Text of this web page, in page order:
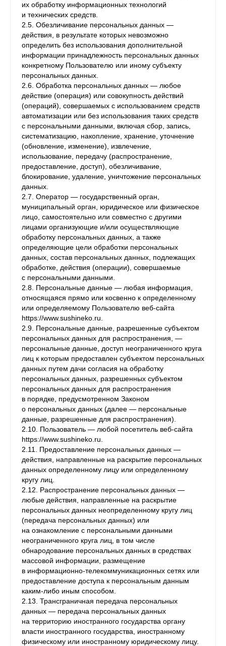
их обработку информационных технологий
и технических средств.
2.5. Обезличивание персональных данных —
действия, в результате которых невозможно
определить без использования дополнительной
информации принадлежность персональных данных
конкретному Пользователю или иному субъекту
персональных данных.
2.6. Обработка персональных данных — любое
действие (операция) или совокупность действий
(операций), совершаемых с использованием средств
автоматизации или без использования таких средств
с персональными данными, включая сбор, запись,
систематизацию, накопление, хранение, уточнение
(обновление, изменение), извлечение,
использование, передачу (распространение,
предоставление, доступ), обезличивание,
блокирование, удаление, уничтожение персональных
данных.
2.7. Оператор — государственный орган,
муниципальный орган, юридическое или физическое
лицо, самостоятельно или совместно с другими
лицами организующие и/или осуществляющие
обработку персональных данных, а также
определяющие цели обработки персональных
данных, состав персональных данных, подлежащих
обработке, действия (операции), совершаемые
с персональными данными.
2.8. Персональные данные — любая информация,
относящаяся прямо или косвенно к определенному
или определяемому Пользователю веб-сайта
https://www.sushineko.ru.
2.9. Персональные данные, разрешенные субъектом
персональных данных для распространения, —
персональные данные, доступ неограниченного круга
лиц к которым предоставлен субъектом персональных
данных путем дачи согласия на обработку
персональных данных, разрешенных субъектом
персональных данных для распространения
в порядке, предусмотренном Законом
о персональных данных (далее — персональные
данные, разрешенные для распространения).
2.10. Пользователь — любой посетитель веб-сайта
https://www.sushineko.ru.
2.11. Предоставление персональных данных —
действия, направленные на раскрытие персональных
данных определенному лицу или определенному
кругу лиц.
2.12. Распространение персональных данных —
любые действия, направленные на раскрытие
персональных данных неопределенному кругу лиц
(передача персональных данных) или
на ознакомление с персональными данными
неограниченного круга лиц, в том числе
обнародование персональных данных в средствах
массовой информации, размещение
в информационно-телекоммуникационных сетях или
предоставление доступа к персональным данным
каким-либо иным способом.
2.13. Трансграничная передача персональных
данных — передача персональных данных
на территорию иностранного государства органу
власти иностранного государства, иностранному
физическому или иностранному юридическому лицу.